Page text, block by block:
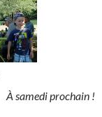
À samedi prochain !